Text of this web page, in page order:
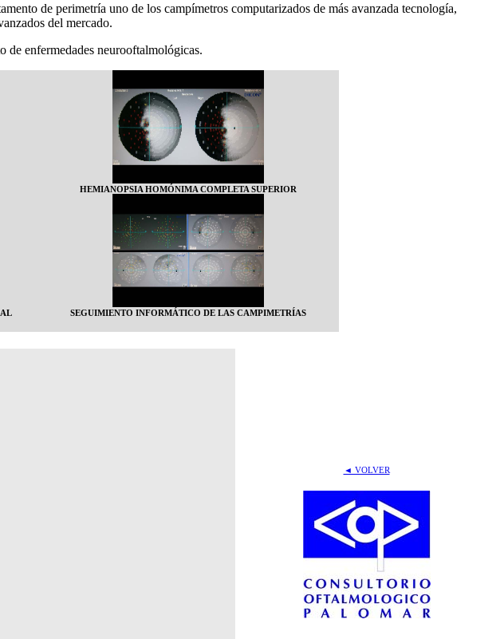
de perimetría uno de los campímetros computarizados de más avanzada tecnología,
del mercado.
de enfermedades neurooftalmológicas.
HEMIANOPSIA HOMÓNIMA COMPLETA SUPERIOR
SEGUIMIENTO INFORMÁTICO DE LAS CAMPIMETRÍAS
◄ VOLVER